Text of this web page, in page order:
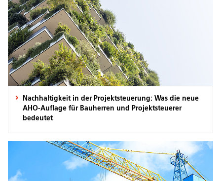
Nachhaltigkeit in der Projektsteuerung: Was die neue
AHO-Auflage für Bauherren und Projektsteuerer
bedeutet